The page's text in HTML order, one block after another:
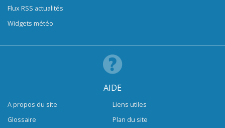
Flux RSS actualités
Widgets météo
AIDE
A propos du site
Glossaire
Liens utiles
Plan du site